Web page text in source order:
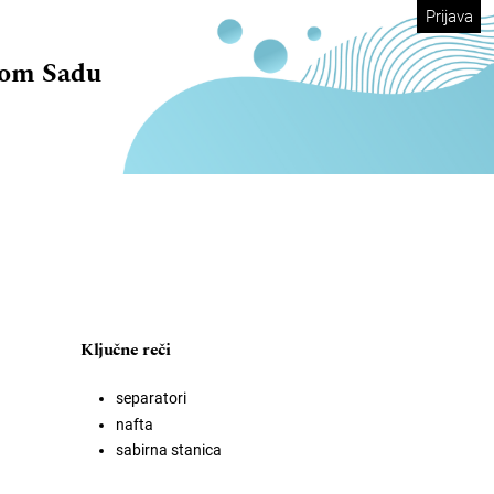
Prijava
Sadu
Ključne reči
separatori
nafta
sabirna stanica